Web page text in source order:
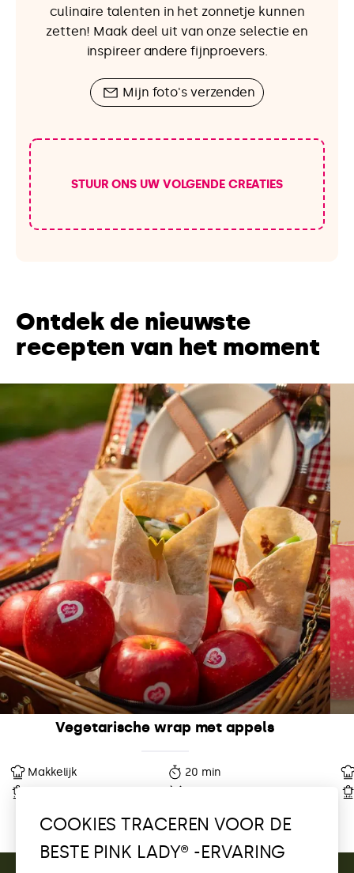
culinaire talenten in het zonnetje kunnen
zetten! Maak deel uit van onze selectie en
inspireer andere fijnproevers.
Mijn foto's verzenden
STUUR ONS UW VOLGENDE CREATIES
Ontdek de nieuwste
recepten van het moment
Vegetarische wrap met appels
Makkelijk
20 min
COOKIES TRACEREN VOOR DE
BESTE PINK LADY® -ERVARING